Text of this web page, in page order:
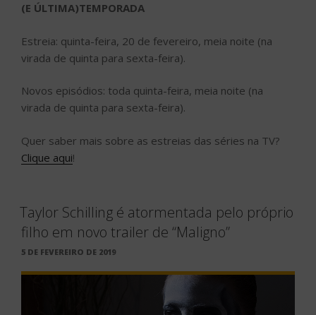
(E ÚLTIMA)TEMPORADA
Estreia: quinta-feira, 20 de fevereiro, meia noite (na
virada de quinta para sexta-feira).
Novos episódios: toda quinta-feira, meia noite (na
virada de quinta para sexta-feira).
Quer saber mais sobre as estreias das séries na TV?
Clique aqui!
Taylor Schilling é atormentada pelo próprio
filho em novo trailer de “Maligno”
PUBLICADO
5 DE FEVEREIRO DE 2019